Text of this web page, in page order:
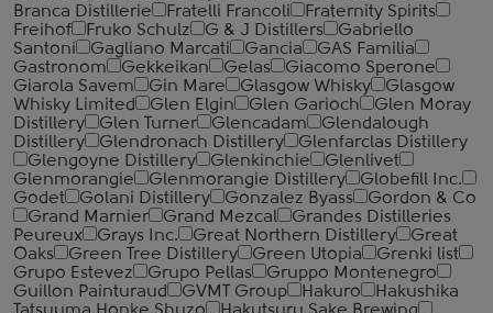
Branca Distillerie
Fratelli ‎Francoli
Fraternity Spirits
Freihof
Fruko Schulz G & J Distillers
Gabriello
Santoni
Gagliano Marcati Gancia
GAS Familia
Gastronom
Gekkeikan Gelas
Giacomo Sperone
Giarola Savem
Gin Mare Glasgow Whisky
Glasgow
Whisky Limited
Glen Elgin Glen Garioch
Glen Moray
Distillery
Glen Turner Glencadam
Glendalough
Distillery
Glendronach Distillery
Glenfarclas Distillery
Glengoyne Distillery
Glenkinchie
Glenlivet
Glenmorangie
Glenmorangie Distillery
Globefill Inc.
Godet
Golani Distillery Gonzalez Byass
Gordon & Co
Grand Marnier
Grand Mezcal
Grandes Distilleries
Peureux
Grays Inc. Great Northern Distillery
Great
Oaks
Green Tree Distillery Green Utopia
Grenki list
Grupo Estevez
Grupo Pellas
Gruppo Montenegro
Guillon Painturaud
GVMT Group Hakuro
Hakushika